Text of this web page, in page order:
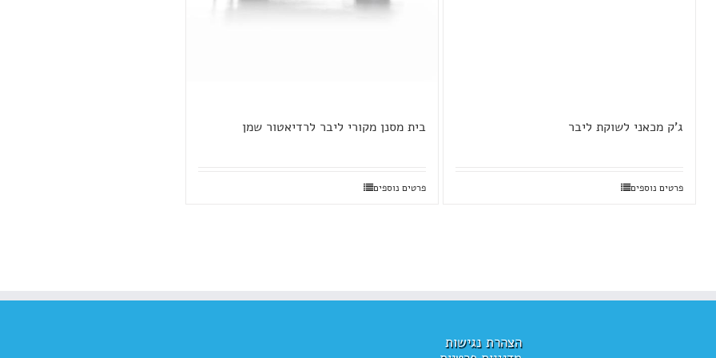
ג'ק מכאני לשוקת ליבר
פרטים נוספים
בית מסנן מקורי ליבר לרדיאטור שמן
פרטים נוספים
הצהרת נגישות